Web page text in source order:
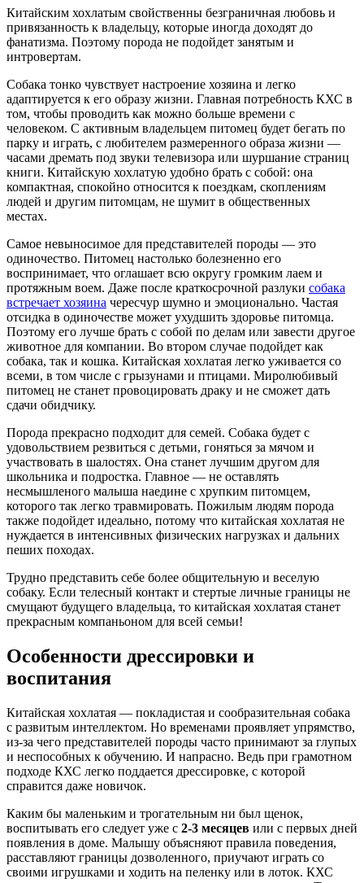
Китайским хохлатым свойственны безграничная любовь и
привязанность к владельцу, которые иногда доходят до
фанатизма. Поэтому порода не подойдет занятым и
интровертам.
Собака тонко чувствует настроение хозяина и легко
адаптируется к его образу жизни. Главная потребность КХС в
том, чтобы проводить как можно больше времени с
человеком. С активным владельцем питомец будет бегать по
парку и играть, с любителем размеренного образа жизни —
часами дремать под звуки телевизора или шуршание страниц
книги. Китайскую хохлатую удобно брать с собой: она
компактная, спокойно относится к поездкам, скоплениям
людей и другим питомцам, не шумит в общественных
местах.
Самое невыносимое для представителей породы — это
одиночество. Питомец настолько болезненно его
воспринимает, что оглашает всю округу громким лаем и
протяжным воем. Даже после краткосрочной разлуки собака
встречает хозяина чересчур шумно и эмоционально. Частая
отсидка в одиночестве может ухудшить здоровье питомца.
Поэтому его лучше брать с собой по делам или завести другое
животное для компании. Во втором случае подойдет как
собака, так и кошка. Китайская хохлатая легко уживается со
всеми, в том числе с грызунами и птицами. Миролюбивый
питомец не станет провоцировать драку и не сможет дать
сдачи обидчику.
Порода прекрасно подходит для семей. Собака будет с
удовольствием резвиться с детьми, гоняться за мячом и
участвовать в шалостях. Она станет лучшим другом для
школьника и подростка. Главное — не оставлять
несмышленого малыша наедине с хрупким питомцем,
которого так легко травмировать. Пожилым людям порода
также подойдет идеально, потому что китайская хохлатая не
нуждается в интенсивных физических нагрузках и дальних
пеших походах.
Трудно представить себе более общительную и веселую
собаку. Если телесный контакт и стертые личные границы не
смущают будущего владельца, то китайская хохлатая станет
прекрасным компаньоном для всей семьи!
Особенности дрессировки и
воспитания
Китайская хохлатая — покладистая и сообразительная собака
с развитым интеллектом. Но временами проявляет упрямство,
из-за чего представителей породы часто принимают за глупых
и неспособных к обучению. И напрасно. Ведь при грамотном
подходе КХС легко поддается дрессировке, с которой
справится даже новичок.
Каким бы маленьким и трогательным ни был щенок,
воспитывать его следует уже с 2-3 месяцев или с первых дней
появления в доме. Малышу объясняют правила поведения,
расставляют границы дозволенного, приучают играть со
своими игрушками и ходить на пеленку или в лоток. КХС